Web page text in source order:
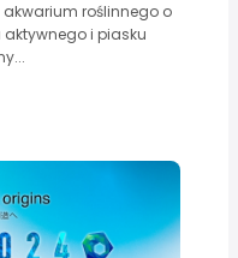
roślinnego o
aktywnego i piasku